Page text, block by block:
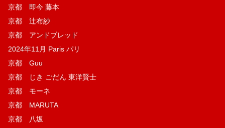
京都 即今 藤本
京都 辻布紗
京都 アンドブレッド
2024年11月 Paris パリ
京都 Guu
京都 じき ごだん 東洋賢士
京都 モーネ
京都 MARUTA
京都 八坂